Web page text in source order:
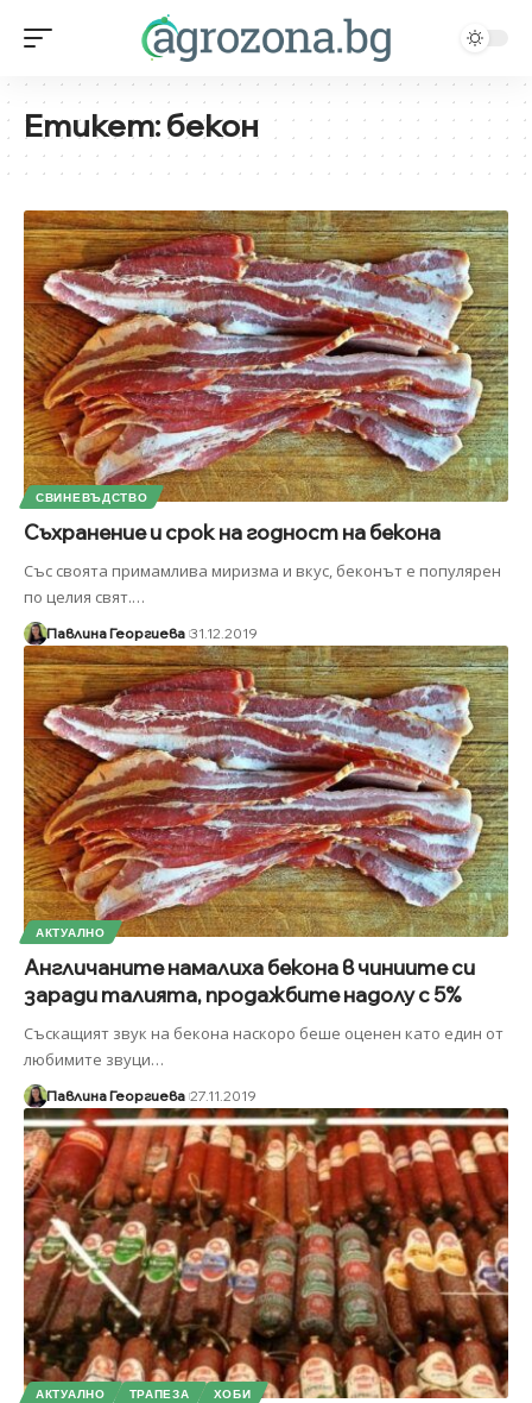
Етикет:бекон
СВИНЕВЪДСТВО
Съхранение и срок на годност на бекона
Със своята примамлива миризма и вкус, беконът е популярен
по целия свят.…
Павлина Георгиева 31.12.2019
АКТУАЛНО
Англичаните намалиха бекона в чиниите си
заради талията, продажбите надолу с 5%
Съскащият звук на бекона наскоро беше оценен като един от
любимите звуци…
Павлина Георгиева 27.11.2019
АКТУАЛНО ТРАПЕЗА ХОБИ